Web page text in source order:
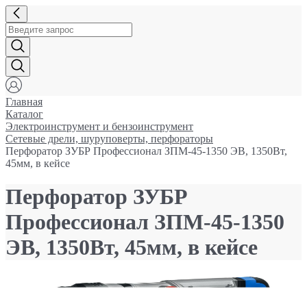
Главная
Каталог
Электроинструмент и бензоинструмент
Сетевые дрели, шуруповерты, перфораторы
Перфоратор ЗУБР Профессионал ЗПМ-45-1350 ЭВ, 1350Вт,
45мм, в кейсе
Перфоратор ЗУБР
Профессионал ЗПМ-45-1350
ЭВ, 1350Вт, 45мм, в кейсе